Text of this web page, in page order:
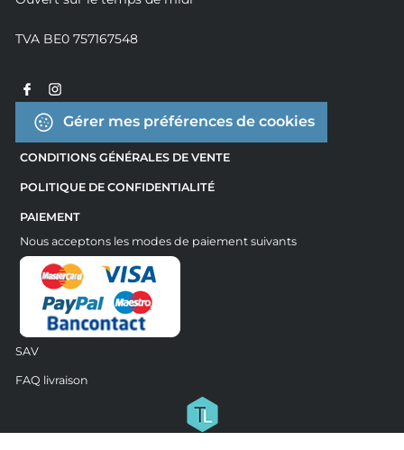
TVA BE0 757167548
Gérer mes préférences de cookies
CONDITIONS GÉNÉRALES DE VENTE
POLITIQUE DE CONFIDENTIALITÉ
PAIEMENT
Nous acceptons les modes de paiement suivants
SAV
FAQ livraison